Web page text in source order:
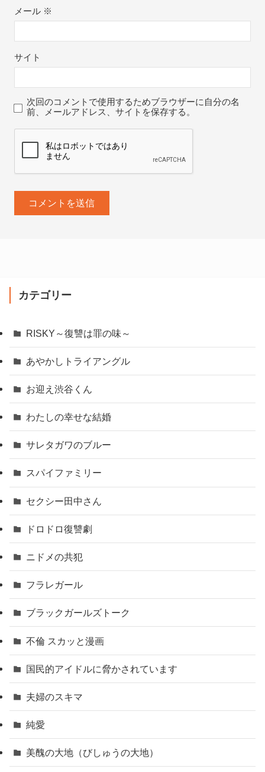
メール ※
サイト
次回のコメントで使用するためブラウザーに自分の名
前、メールアドレス、サイトを保存する。
カテゴリー
RISKY～復讐は罪の味～
あやかしトライアングル
お迎え渋谷くん
わたしの幸せな結婚
サレタガワのブルー
スパイファミリー
セクシー田中さん
ドロドロ復讐劇
ニドメの共犯
フラレガール
ブラックガールズトーク
不倫 スカッと漫画
国民的アイドルに脅かされています
夫婦のスキマ
純愛
美醜の大地（びしゅうの大地）